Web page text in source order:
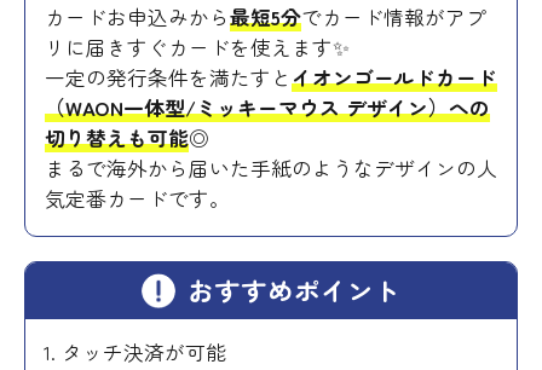
カードお申込みから最短5分でカード情報がアプ
リに届きすぐカードを使えます✨
一定の発行条件を満たすとイオンゴールドカード
（WAON一体型/ミッキーマウス デザイン）への
切り替えも可能◎
まるで海外から届いた手紙のようなデザインの人
気定番カードです。
おすすめポイント
タッチ決済が可能